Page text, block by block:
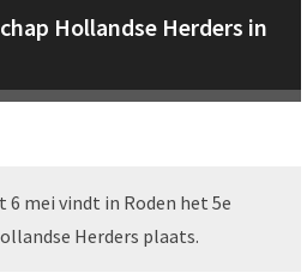
Hollandse Herders in
6 mei vindt in Roden het 5e
Herders plaats.